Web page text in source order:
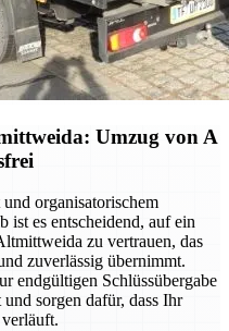
Umzug von A
organisatorischem
ist es entscheidend, auf ein
zu vertrauen, das
zuverlässig übernimmt.
endgültigen Schlüssübergabe
sorgen dafür, dass Ihr